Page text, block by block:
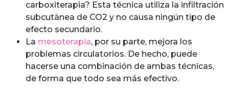
carboxiterapia? Esta técnica utiliza la infiltración
subcutánea de CO2 y no causa ningún tipo de
efecto secundario.
La mesoterapia, por su parte, mejora los
problemas circulatorios. De hecho, puede
hacerse una combinación de ambas técnicas,
de forma que todo sea más efectivo.